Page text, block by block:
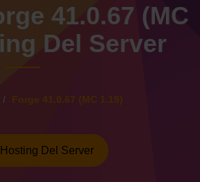
41.0.67 (MC
Del Server
Forge 41.0.67 (MC 1.19)
Del Server